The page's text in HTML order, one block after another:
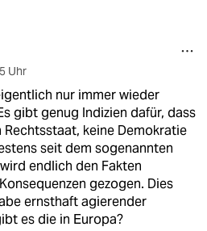
Uhr
nur immer wieder
gibt genug Indizien dafür, dass
Rechtsstaat, keine Demokratie
seit dem sogenannten
endlich den Fakten
gezogen. Dies
ernsthaft agierender
es die in Europa?